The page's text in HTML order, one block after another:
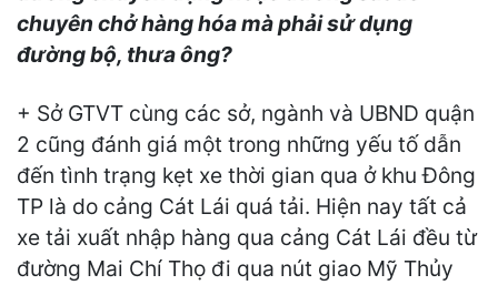
chuyên chở hàng hóa mà phải sử dụng
đường bộ, thưa ông?
+ Sở GTVT cùng các sở, ngành và UBND quận
2 cũng đánh giá một trong những yếu tố dẫn
đến tình trạng kẹt xe thời gian qua ở khu Đông
TP là do cảng Cát Lái quá tải. Hiện nay tất cả
xe tải xuất nhập hàng qua cảng Cát Lái đều từ
đường Mai Chí Thọ đi qua nút giao Mỹ Thủy